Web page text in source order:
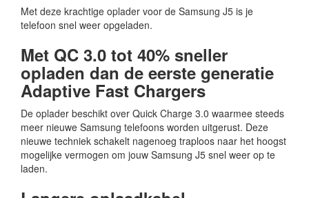
Met deze krachtige oplader voor de Samsung J5 is je
telefoon snel weer opgeladen.
Met QC 3.0 tot 40% sneller
opladen dan de eerste generatie
Adaptive Fast Chargers
De oplader beschikt over Quick Charge 3.0 waarmee steeds
meer nieuwe Samsung telefoons worden uitgerust. Deze
nieuwe techniek schakelt nagenoeg traploos naar het hoogst
mogelijke vermogen om jouw Samsung J5 snel weer op te
laden.